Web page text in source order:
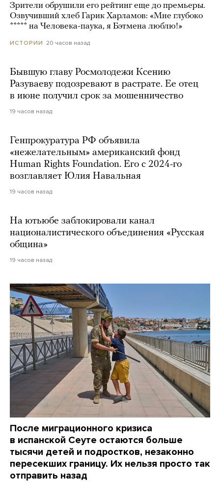
Зрители обрушили его рейтинг еще до премьеры.
Озвучивший хлеб Гарик Харламов: «Мне глубоко
***** на Человека-паука, я Бэтмена люблю!»
ИСТОРИИ 20 часов назад
Бывшую главу Росмолодежи Ксению
Разуваеву подозревают в растрате. Ее отец
в июне получил срок за мошенничество
19 часов назад
Генпрокуратура РФ объявила
«нежелательным» американский фонд
Human Rights Foundation. Его с 2024-го
возглавляет Юлия Навальная
19 часов назад
На ютьюбе заблокировали канал
националистического объединения «Русская
община»
19 часов назад
После миграционного кризиса
в испанской Сеуте остаются больше
тысячи детей и подростков, незаконно
пересекших границу. Их нельзя просто так
отправить назад